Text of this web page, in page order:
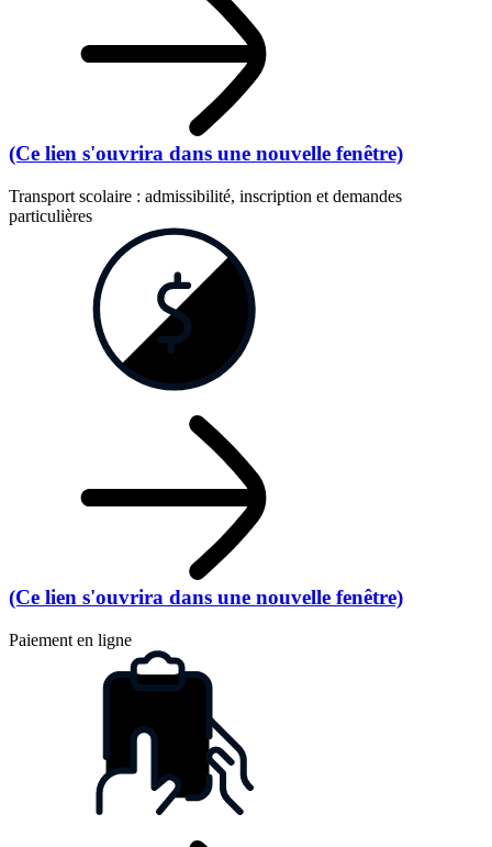
(Ce lien s'ouvrira dans une nouvelle fenêtre)
Transport scolaire : admissibilité, inscription et demandes
particulières
(Ce lien s'ouvrira dans une nouvelle fenêtre)
Paiement en ligne